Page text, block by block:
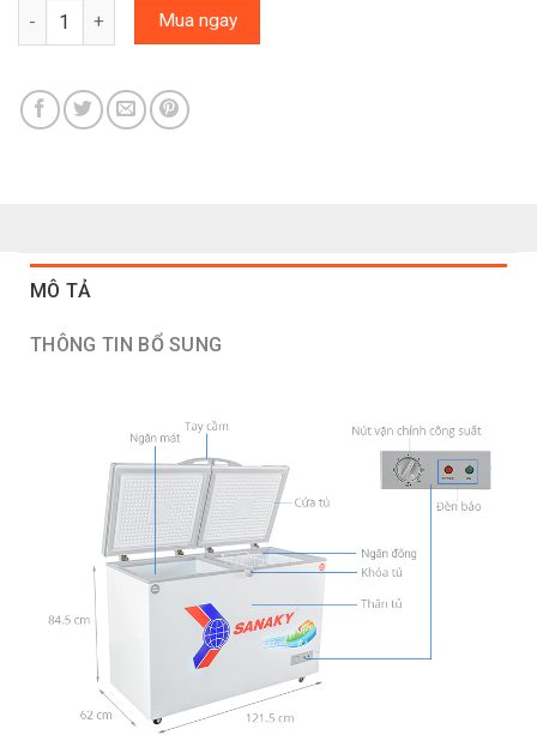
Tủ đông Sanaky 360 lít VH-3699W1 số lượng
Mua ngay
MÔ TẢ
THÔNG TIN BỔ SUNG